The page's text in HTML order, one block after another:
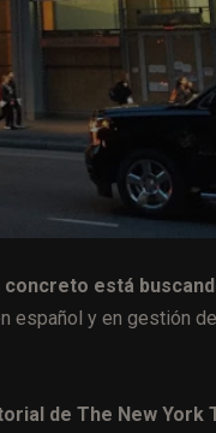
concreto está
español y en gestión
de The New York